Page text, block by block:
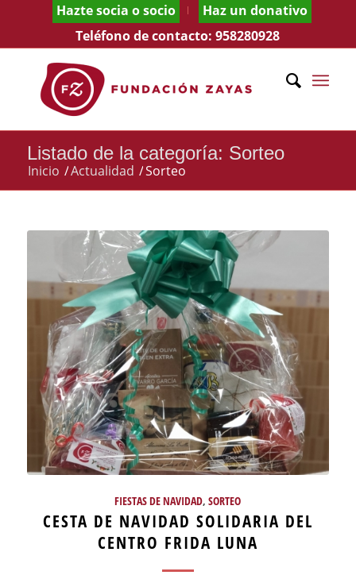
Hazte socia o socio
Haz un donativo
Teléfono de contacto:958280928
Listado de la categoría: Sorteo
Inicio /Actualidad /Sorteo
FIESTAS DE NAVIDAD,SORTEO
CESTA DE NAVIDAD SOLIDARIA DEL
CENTRO FRIDA LUNA